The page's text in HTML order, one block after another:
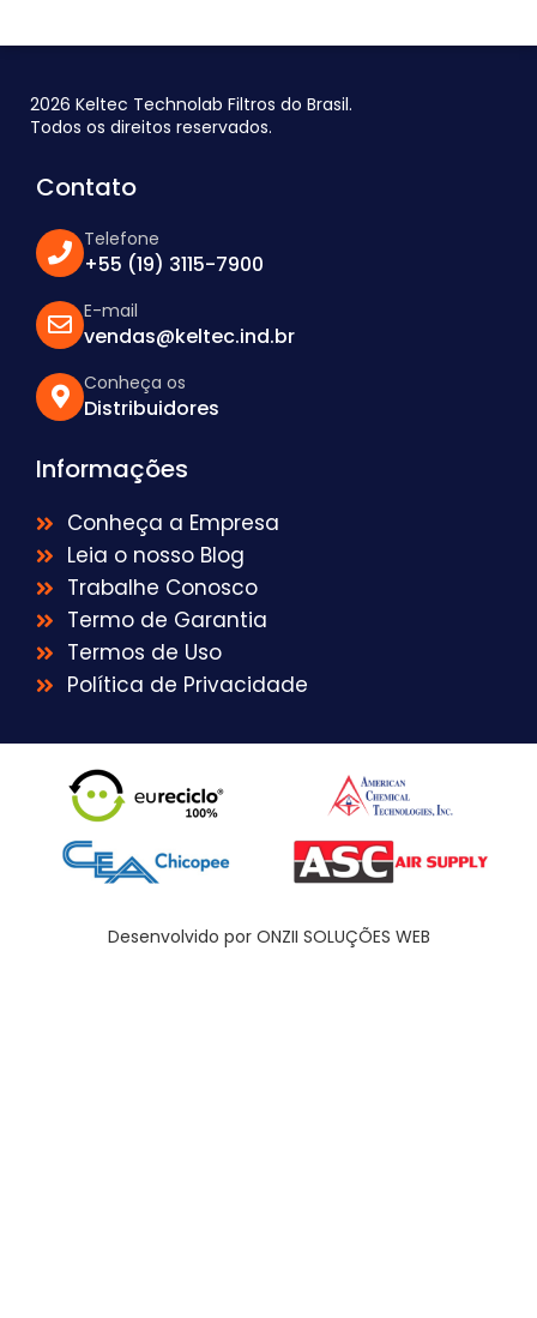
2026 Keltec Technolab Filtros do Brasil.
Todos os direitos reservados.
Contato
Telefone
+55 (19) 3115-7900
E-mail
vendas@keltec.ind.br
Conheça os
Distribuidores
Informações
Conheça a Empresa
Leia o nosso Blog
Trabalhe Conosco
Termo de Garantia
Termos de Uso
Política de Privacidade
Desenvolvido por ONZII SOLUÇÕES WEB